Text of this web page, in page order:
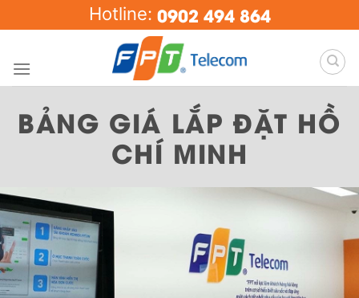
to
Hotline: 0902 494 864
BẢNG GIÁ LẮP ĐẶT HỒ
CHÍ MINH